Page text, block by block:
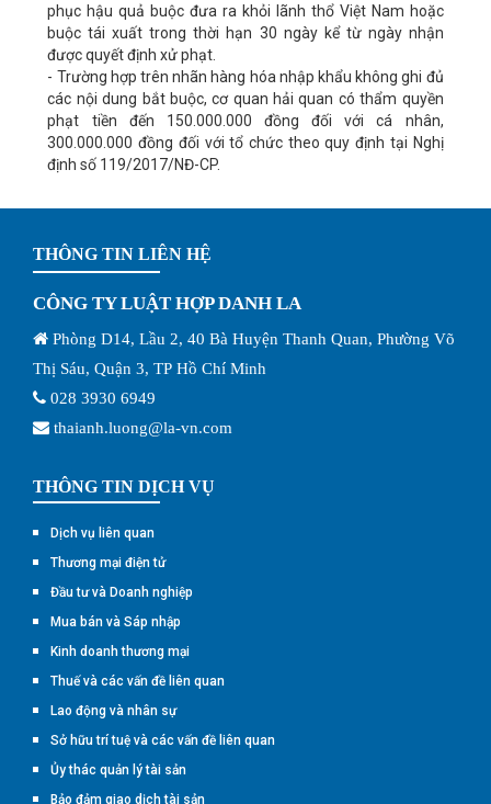
phục hậu quả buộc đưa ra khỏi lãnh thổ Việt Nam hoặc
buộc tái xuất trong thời hạn 30 ngày kể từ ngày nhận
được quyết định xử phạt.
- Trường hợp trên nhãn hàng hóa nhập khẩu không ghi đủ
các nội dung bắt buộc, cơ quan hải quan có thẩm quyền
phạt tiền đến 150.000.000 đồng đối với cá nhân,
300.000.000 đồng đối với tổ chức theo quy định tại Nghị
định số 119/2017/NĐ-CP.
THÔNG TIN LIÊN HỆ
CÔNG TY LUẬT HỢP DANH LA
Phòng D14, Lầu 2, 40 Bà Huyện Thanh Quan, Phường Võ
Thị Sáu, Quận 3, TP Hồ Chí Minh
028 3930 6949
thaianh.luong@la-vn.com
THÔNG TIN DỊCH VỤ
Dịch vụ liên quan
Thương mại điện tử
Đầu tư và Doanh nghiệp
Mua bán và Sáp nhập
Kinh doanh thương mại
Thuế và các vấn đề liên quan
Lao động và nhân sự
Sở hữu trí tuệ và các vấn đề liên quan
Ủy thác quản lý tài sản
Bảo đảm giao dịch tài sản